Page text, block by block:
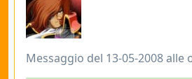
Messaggio del 13-05-2008 alle